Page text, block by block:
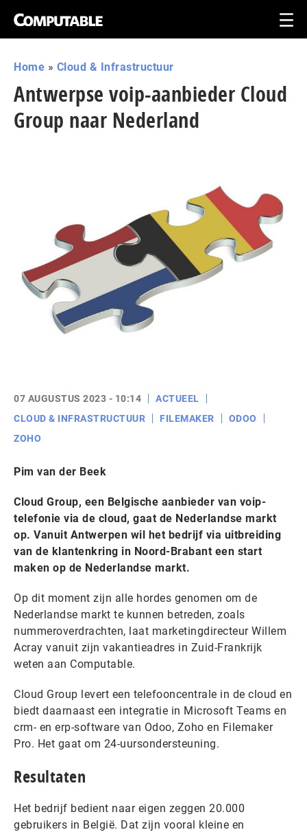
Home » Cloud & Infrastructuur
Antwerpse voip-aanbieder Cloud
Group naar Nederland
07 AUGUSTUS 2023 - 10:14
ACTUEEL
CLOUD & INFRASTRUCTUUR
FILEMAKER
ODOO
ZOHO
Pim van der Beek
Cloud Group, een Belgische aanbieder van voip-
telefonie via de cloud, gaat de Nederlandse markt
op. Vanuit Antwerpen wil het bedrijf via uitbreiding
van de klantenkring in Noord-Brabant een start
maken op de Nederlandse markt.
Op dit moment zijn alle hordes genomen om de
Nederlandse markt te kunnen betreden, zoals
nummeroverdrachten, laat marketingdirecteur Willem
Acray vanuit zijn vakantieadres in Zuid-Frankrijk
weten aan Computable.
Cloud Group levert een telefooncentrale in de cloud en
biedt daarnaast een integratie in Microsoft Teams en
crm- en erp-software van Odoo, Zoho en Filemaker
Pro. Het gaat om 24-uursondersteuning.
Resultaten
Het bedrijf bedient naar eigen zeggen 20.000
gebruikers in België. Dat zijn vooral kleine en